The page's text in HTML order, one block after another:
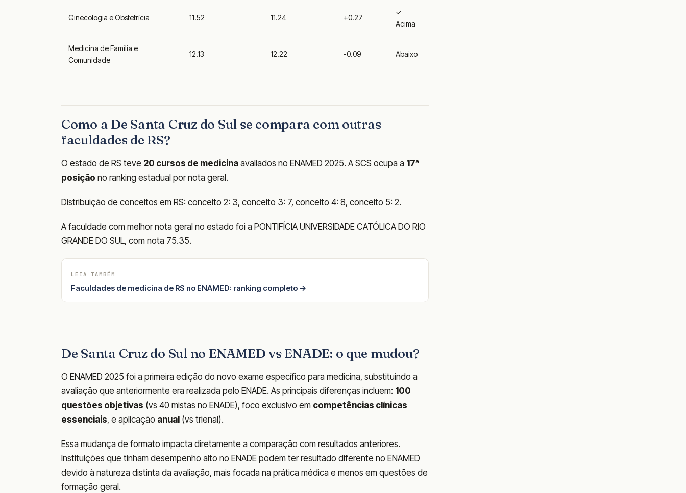
Ginecologia e Obstetrícia 11.52 11.24 +0.27
✓
Acima
Medicina de Família e
Comunidade
12.13 12.22 -0.09 Abaixo
Como a De Santa Cruz do Sul se compara com outras
faculdades de RS?
O estado de RS teve 20 cursos de medicina avaliados no ENAMED 2025. A SCS ocupa a 17ª
posição no ranking estadual por nota geral.
Distribuição de conceitos em RS: conceito 2: 3, conceito 3: 7, conceito 4: 8, conceito 5: 2.
A faculdade com melhor nota geral no estado foi a PONTIFÍCIA UNIVERSIDADE CATÓLICA DO RIO
GRANDE DO SUL, com nota 75.35.
LEIA TAMBÉM
Faculdades de medicina de RS no ENAMED: ranking completo →
De Santa Cruz do Sul no ENAMED vs ENADE: o que mudou?
O ENAMED 2025 foi a primeira edição do novo exame específico para medicina, substituindo a
avaliação que anteriormente era realizada pelo ENADE. As principais diferenças incluem: 100
questões objetivas (vs 40 mistas no ENADE), foco exclusivo em competências clínicas
essenciais, e aplicação anual (vs trienal).
Essa mudança de formato impacta diretamente a comparação com resultados anteriores.
Instituições que tinham desempenho alto no ENADE podem ter resultado diferente no ENAMED
devido à natureza distinta da avaliação, mais focada na prática médica e menos em questões de
formação geral.